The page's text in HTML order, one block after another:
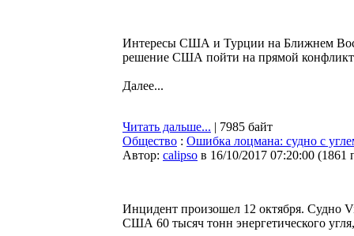
Интересы США и Турции на Ближнем
решение США пойти на прямой
Далее...
Читать дальше... | 7985 байт
Общество : Ошибка лоцмана: судно с
Автор: calipso в 16/10/2017 07:20:00 (1861
Инцидент произошел 12 октября. Судно
США 60 тысяч тонн энергетического